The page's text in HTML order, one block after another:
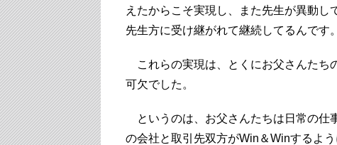
えたからこそ実現し、また先生が異動し
先生方に受け継がれて継続してるんです。
これらの実現は、とくにお父さんたち
可欠でした。
というのは、お父さんたちは日常の仕
の会社と取引先双方がWin＆Winするよ